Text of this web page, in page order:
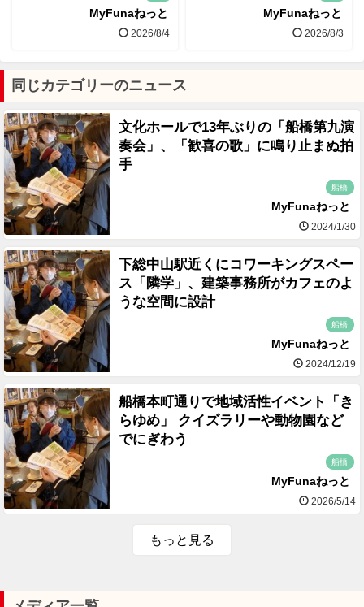
MyFunaねっと
2026/8/4
MyFunaねっと
2026/8/3
同じカテゴリーのニュース
文化ホールで13年ぶりの「船橋第九演
奏会」、「歓喜の歌」に鳴り止まぬ拍
手
船橋
MyFunaねっと
2024/1/30
下総中山駅近くにコワーキングスペー
ス「隣学」、建築事務所がカフェのよ
うな空間に設計
船橋
MyFunaねっと
2024/12/19
船橋本町通りで地域活性イベント「き
らゆめ」 クイズラリーや動物園など
でにぎわう
船橋
MyFunaねっと
2026/5/14
もっと見る